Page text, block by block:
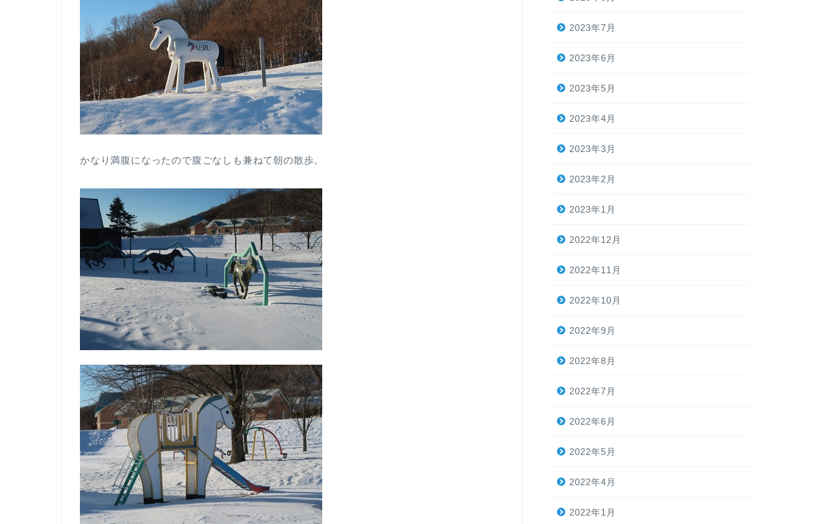
かなり満腹になったので腹ごなしも兼ねて朝の散歩。
2023年7月
2023年6月
2023年5月
2023年4月
2023年3月
2023年2月
2023年1月
2022年12月
2022年11月
2022年10月
2022年9月
2022年8月
2022年7月
2022年6月
2022年5月
2022年4月
2022年1月